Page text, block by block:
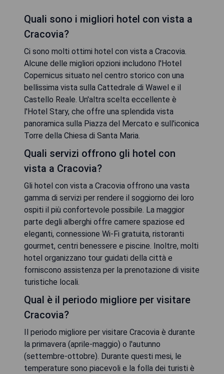
Quali sono i migliori hotel con vista a
Cracovia?
Ci sono molti ottimi hotel con vista a Cracovia.
Alcune delle migliori opzioni includono l'Hotel
Copernicus situato nel centro storico con una
bellissima vista sulla Cattedrale di Wawel e il
Castello Reale. Un'altra scelta eccellente è
l'Hotel Stary, che offre una splendida vista
panoramica sulla Piazza del Mercato e sull'iconica
Torre della Chiesa di Santa Maria.
Quali servizi offrono gli hotel con
vista a Cracovia?
Gli hotel con vista a Cracovia offrono una vasta
gamma di servizi per rendere il soggiorno dei loro
ospiti il più confortevole possibile. La maggior
parte degli alberghi offre camere spaziose ed
eleganti, connessione Wi-Fi gratuita, ristoranti
gourmet, centri benessere e piscine. Inoltre, molti
hotel organizzano tour guidati della città e
forniscono assistenza per la prenotazione di visite
turistiche locali.
Qual è il periodo migliore per visitare
Cracovia?
Il periodo migliore per visitare Cracovia è durante
la primavera (aprile-maggio) o l'autunno
(settembre-ottobre). Durante questi mesi, le
temperature sono piacevoli e la folla dei turisti è